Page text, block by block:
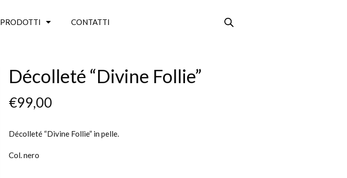
PRODOTTI CONTATTI
Décolleté “Divine Follie”
€99,00
Décolleté “Divine Follie” in pelle.
Col. nero